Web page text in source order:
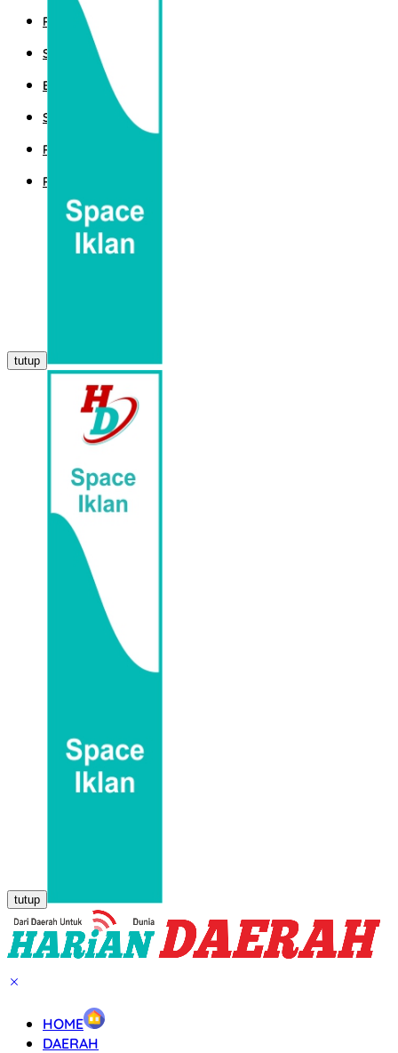
POLITIK
SPORT
EKBIS
SAINTEK
PEMERINTAHAN
PARLEMEN
tutup
tutup
HOME
DAERAH